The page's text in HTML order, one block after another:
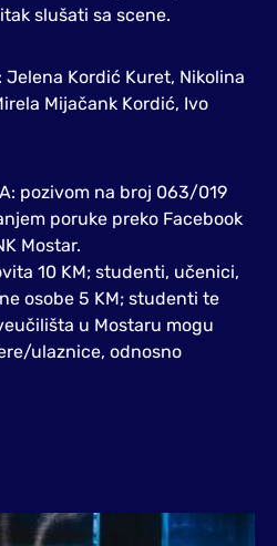
slušati sa scene.
Kordić Kuret, Nikolina
Mijačank Kordić, Ivo
pozivom na broj 063/019
poruke preko Facebook
Mostar.
10 KM; studenti, učenici,
osobe 5 KM; studenti te
u Mostaru mogu
ulaznice, odnosno